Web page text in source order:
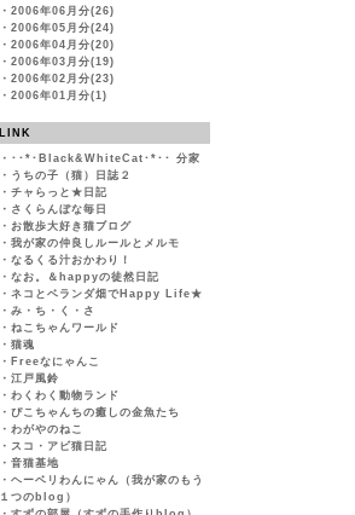
・ 2006年06月分(26)
・ 2006年05月分(24)
・ 2006年04月分(20)
・ 2006年03月分(19)
・ 2006年02月分(23)
・ 2006年01月分(1)
LINK
・ ･･*･Black&WhiteCat･*･･ 分家
・ うちの子（猫）日誌２
・ チャらっと★日記
・ さくらんぼな毎日
・ お散歩大好き猫ブログ
・ 我が家の仲良しルールとメルモ
・ なるくる汁おかわり！
・ なお。＆happyの徒然日記
・ ネコとベランダ畑でHappy Life★
・ み・ち・く・さ
・ ねこちゃんワールド
・ 猫魂
・ Freeなにゃんこ
・ 江戸風鈴
・ わくわく動物ランド
・ ぴこちゃんちの癒しの金魚たち
・ わがやのねこ
・ スコ・アビ猫日記
・ 音猫基地
・ ヘーベリわんにゃん（我が家のもう
１つのblog）